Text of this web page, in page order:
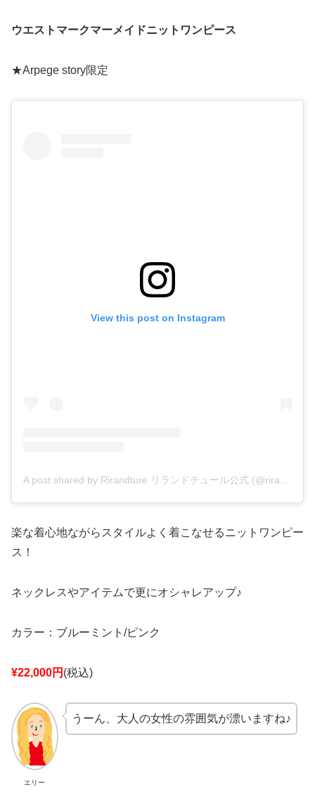
ウエストマークマーメイドニットワンピース
★Arpege story限定
View this post on Instagram
A post shared by Rirandture リランドチュール公式 (@rirandture_official)
楽な着心地ながらスタイルよく着こなせるニットワンピー
ス！
ネックレスやアイテムで更にオシャレアップ♪
カラー：ブルーミント/ピンク
¥22,000円 (税込)
エリー
うーん、大人の女性の雰囲気が漂いますね♪